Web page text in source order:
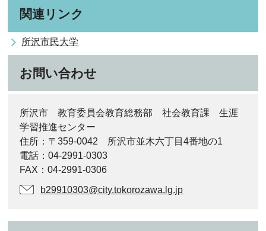
関連リンク
所沢市民大学
お問い合わせ
所沢市 教育委員会教育総務部 社会教育課 生涯
学習推進センター
住所：〒359-0042 所沢市並木六丁目4番地の1
電話：04-2991-0303
FAX：04-2991-0306
b29910303@city.tokorozawa.lg.jp